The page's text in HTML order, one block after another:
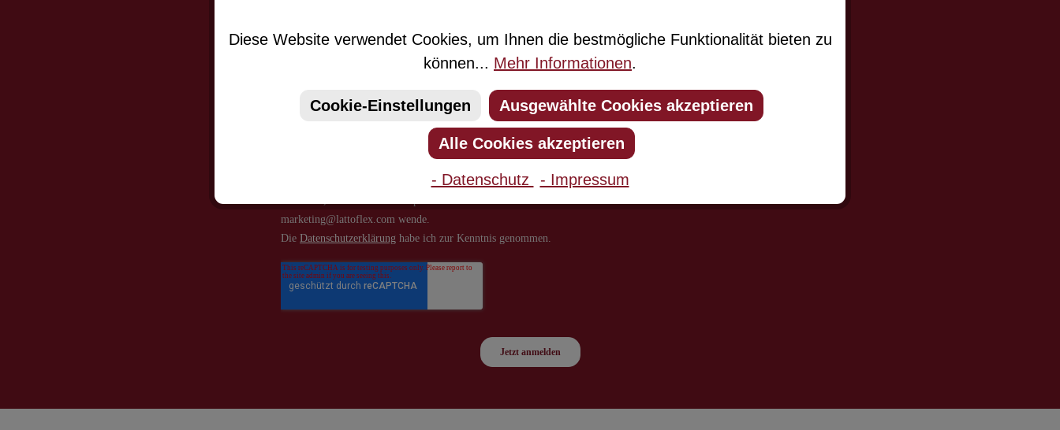
Diese Website verwendet Cookies, um Ihnen die bestmögliche Funktionalität bieten zu
können... Mehr Informationen.
Cookie-Einstellungen Ausgewählte Cookies akzeptieren
Alle Cookies akzeptieren
- Datenschutz - Impressum